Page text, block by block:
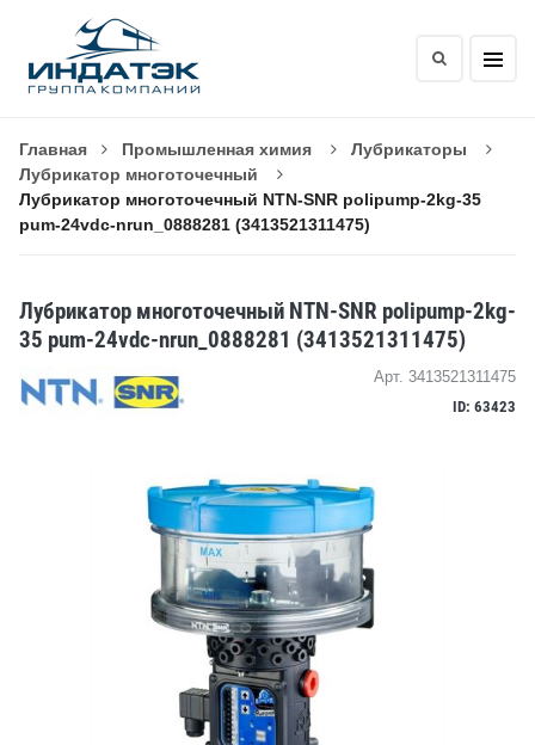
Главная Промышленная химия
Лубрикаторы
Лубрикатор многоточечный
Лубрикатор многоточечный NTN-SNR polipump-2kg-35
pum-24vdc-nrun_0888281 (3413521311475)
Лубрикатор многоточечный NTN-SNR polipump-2kg-
35 pum-24vdc-nrun_0888281 (3413521311475)
Арт. 3413521311475
ID: 63423